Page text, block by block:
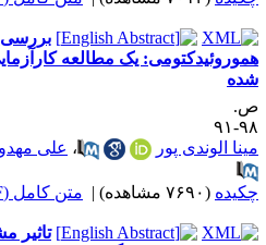
بررسی
یک مطالعه
۹۱
الوندی پور
،علی مهدوی
(۷۶۹۰ مشاهده) | متن کامل (PDF)
تاثیر